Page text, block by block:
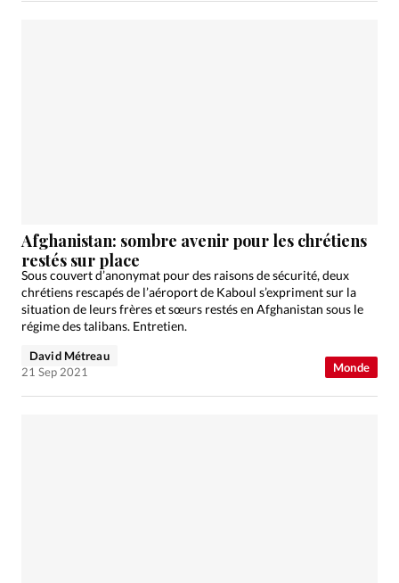
Monde
Afghanistan: sombre avenir pour les chrétiens
restés sur place
Sous couvert d’anonymat pour des raisons de sécurité, deux
chrétiens rescapés de l’aéroport de Kaboul s’expriment sur la
situation de leurs frères et sœurs restés en Afghanistan sous le
régime des talibans. Entretien.
David Métreau
21 Sep 2021